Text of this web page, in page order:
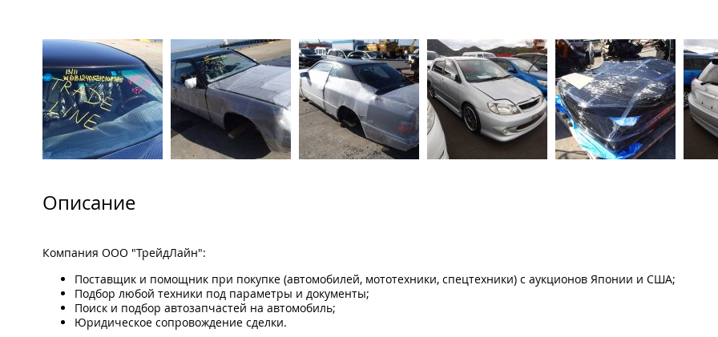
Описание
Компания ООО "ТрейдЛайн":
Поставщик и помощник при покупке (автомобилей, мототехники, спецтехники) с аукционов Японии и США;
Подбор любой техники под параметры и документы;
Поиск и подбор автозапчастей на автомобиль;
Юридическое сопровождение сделки.